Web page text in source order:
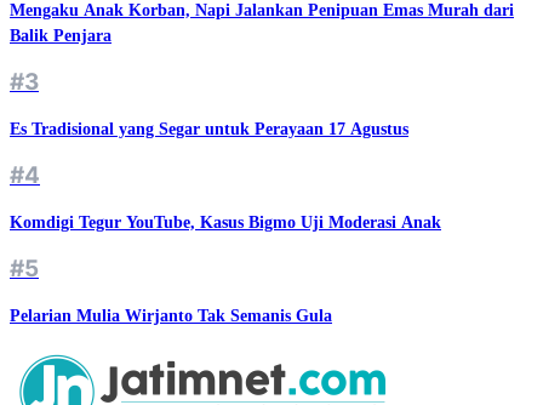
Mengaku Anak Korban, Napi Jalankan Penipuan Emas Murah dari
Balik Penjara
#3
Es Tradisional yang Segar untuk Perayaan 17 Agustus
#4
Komdigi Tegur YouTube, Kasus Bigmo Uji Moderasi Anak
#5
Pelarian Mulia Wirjanto Tak Semanis Gula